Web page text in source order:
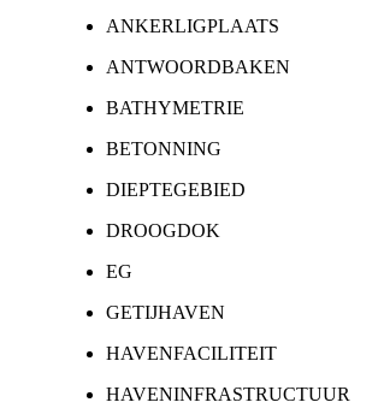
ANKERLIGPLAATS
ANTWOORDBAKEN
BATHYMETRIE
BETONNING
DIEPTEGEBIED
DROOGDOK
EG
GETIJHAVEN
HAVENFACILITEIT
HAVENINFRASTRUCTUUR